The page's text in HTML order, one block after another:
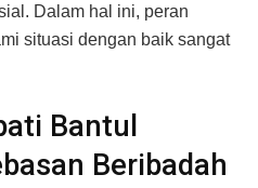
Dalam hal ini, peran
situasi dengan baik sangat
Bantul
Beribadah